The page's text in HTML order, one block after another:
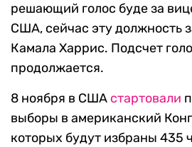
решающий голос буде за
США, сейчас эту должность
Камала Харрис. Подсчет
продолжается.
8 ноября в США стартовали
выборы в американский
которых будут избраны 435